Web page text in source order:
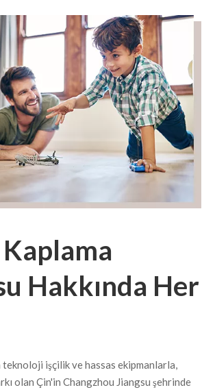
Hakkında Her
teknoloji işçilik ve hassas ekipmanlarla,
olan Çin'in Changzhou Jiangsu şehrinde